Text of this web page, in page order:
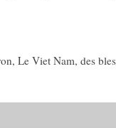
Le Viet Nam, des